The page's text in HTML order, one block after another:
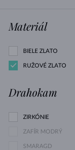
Materiál
BIELE ZLATO
RUŽOVÉ ZLATO
Drahokam
ZIRKÓNIE
ZAFÍR MODRÝ
SMARAGD